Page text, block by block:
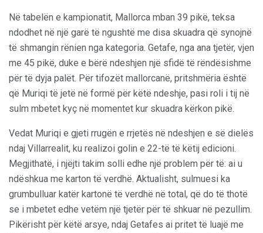
Në tabelën e kampionatit, Mallorca mban 39 pikë, teksa
ndodhet në një garë të ngushtë me disa skuadra që synojnë
të shmangin rënien nga kategoria. Getafe, nga ana tjetër, vjen
me 45 pikë, duke e bërë ndeshjen një sfidë të rëndësishme
për të dyja palët. Për tifozët mallorcanë, pritshmëria është
që Muriqi të jetë në formë për këtë ndeshje, pasi roli i tij në
sulm mbetet kyç në momentet kur skuadra kërkon pikë.
Vedat Muriqi e gjeti rrugën e rrjetës në ndeshjen e së dielës
ndaj Villarrealit, ku realizoi golin e 22-të të këtij edicioni.
Megjithatë, i njëjti takim solli edhe një problem për të: ai u
ndëshkua me karton të verdhë. Aktualisht, sulmuesi ka
grumbulluar katër kartonë të verdhë në total, që do të thotë
se i mbetet edhe vetëm një tjetër për të shkuar në pezullim.
Pikërisht për këtë arsye, ndaj Getafes ai pritet të luajë me